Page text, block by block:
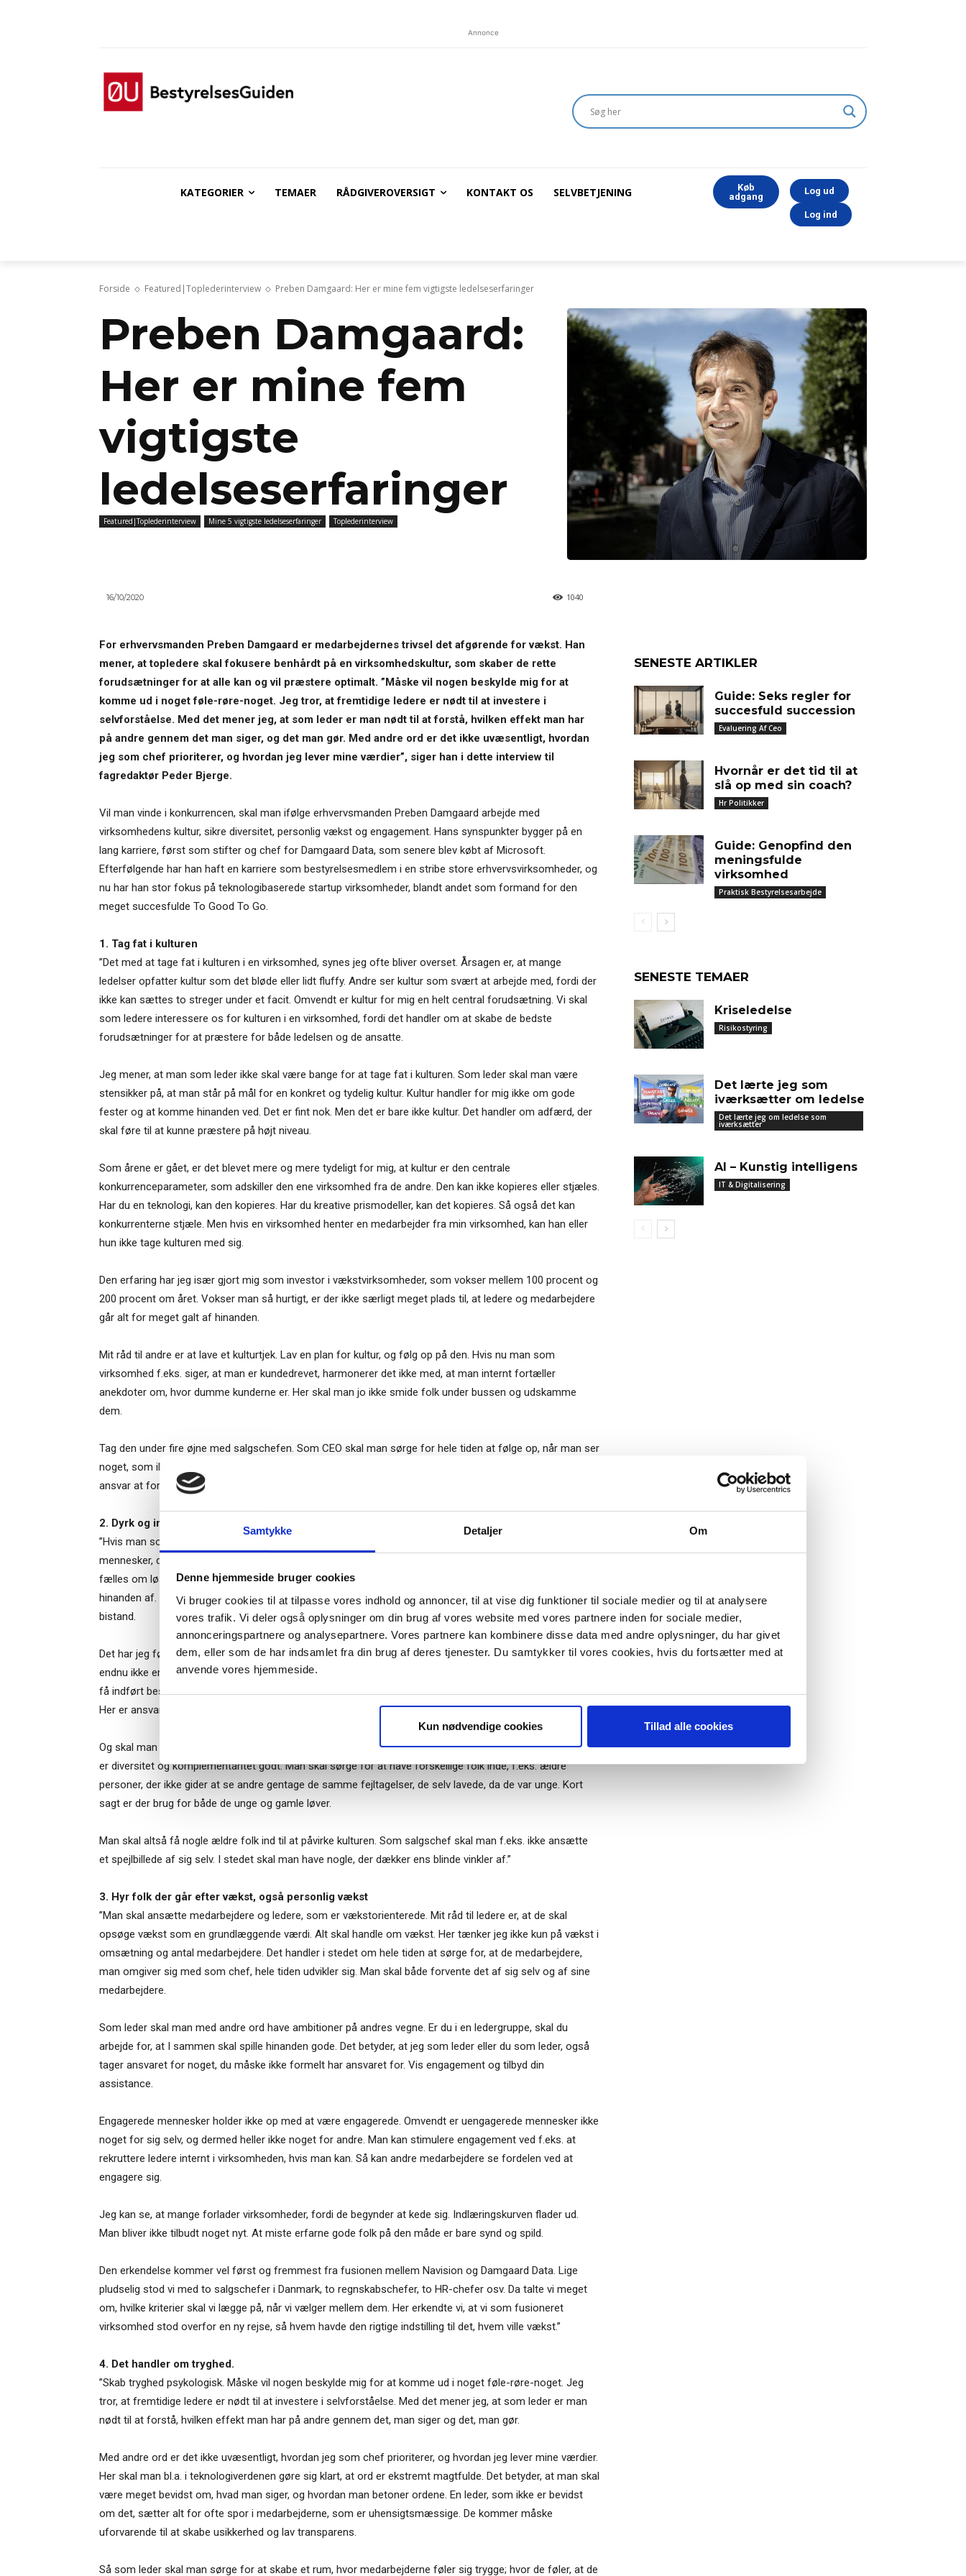
Samtykke Detaljer Om
Denne hjemmeside bruger cookies
Vi bruger cookies til at tilpasse vores indhold og annoncer, til at vise dig funktioner til sociale medier og til at analysere
vores trafik. Vi deler også oplysninger om din brug af vores website med vores partnere inden for sociale medier,
annonceringspartnere og analysepartnere. Vores partnere kan kombinere disse data med andre oplysninger, du har givet
dem, eller som de har indsamlet fra din brug af deres tjenester. Du samtykker til vores cookies, hvis du fortsætter med at
anvende vores hjemmeside.
Kun nødvendige cookies Tillad alle cookies
Annonce
KATEGORIER TEMAER RÅDGIVEROVERSIGT KONTAKT OS SELVBETJENING
Køb
adgang
Log ud
Log ind
Forside Featured|Toplederinterview Preben Damgaard: Her er mine fem vigtigste ledelseserfaringer
Preben Damgaard:
Her er mine fem
vigtigste
ledelseserfaringer
Featured|Toplederinterview Mine 5 vigtigste ledelseserfaringer Toplederinterview
16/10/2020 1040
For erhvervsmanden Preben Damgaard er medarbejdernes trivsel det afgørende for vækst. Han
mener, at topledere skal fokusere benhårdt på en virksomhedskultur, som skaber de rette
forudsætninger for at alle kan og vil præstere optimalt. ”Måske vil nogen beskylde mig for at
komme ud i noget føle-røre-noget. Jeg tror, at fremtidige ledere er nødt til at investere i
selvforståelse. Med det mener jeg, at som leder er man nødt til at forstå, hvilken effekt man har
på andre gennem det man siger, og det man gør. Med andre ord er det ikke uvæsentligt, hvordan
jeg som chef prioriterer, og hvordan jeg lever mine værdier”, siger han i dette interview til
fagredaktør Peder Bjerge.
Vil man vinde i konkurrencen, skal man ifølge erhvervsmanden Preben Damgaard arbejde med
virksomhedens kultur, sikre diversitet, personlig vækst og engagement. Hans synspunkter bygger på en
lang karriere, først som stifter og chef for Damgaard Data, som senere blev købt af Microsoft.
Efterfølgende har han haft en karriere som bestyrelsesmedlem i en stribe store erhvervsvirksomheder, og
nu har han stor fokus på teknologibaserede startup virksomheder, blandt andet som formand for den
meget succesfulde To Good To Go.
1. Tag fat i kulturen
”Det med at tage fat i kulturen i en virksomhed, synes jeg ofte bliver overset. Årsagen er, at mange
ledelser opfatter kultur som det bløde eller lidt fluffy. Andre ser kultur som svært at arbejde med, fordi der
ikke kan sættes to streger under et facit. Omvendt er kultur for mig en helt central forudsætning. Vi skal
som ledere interessere os for kulturen i en virksomhed, fordi det handler om at skabe de bedste
forudsætninger for at præstere for både ledelsen og de ansatte.
Jeg mener, at man som leder ikke skal være bange for at tage fat i kulturen. Som leder skal man være
stensikker på, at man står på mål for en konkret og tydelig kultur. Kultur handler for mig ikke om gode
fester og at komme hinanden ved. Det er fint nok. Men det er bare ikke kultur. Det handler om adfærd, der
skal føre til at kunne præstere på højt niveau.
Som årene er gået, er det blevet mere og mere tydeligt for mig, at kultur er den centrale
konkurrenceparameter, som adskiller den ene virksomhed fra de andre. Den kan ikke kopieres eller stjæles.
Har du en teknologi, kan den kopieres. Har du kreative prismodeller, kan det kopieres. Så også det kan
konkurrenterne stjæle. Men hvis en virksomhed henter en medarbejder fra min virksomhed, kan han eller
hun ikke tage kulturen med sig.
Den erfaring har jeg især gjort mig som investor i vækstvirksomheder, som vokser mellem 100 procent og
200 procent om året. Vokser man så hurtigt, er der ikke særligt meget plads til, at ledere og medarbejdere
går alt for meget galt af hinanden.
Mit råd til andre er at lave et kulturtjek. Lav en plan for kultur, og følg op på den. Hvis nu man som
virksomhed f.eks. siger, at man er kundedrevet, harmonerer det ikke med, at man internt fortæller
anekdoter om, hvor dumme kunderne er. Her skal man jo ikke smide folk under bussen og udskamme
dem.
Tag den under fire øjne med salgschefen. Som CEO skal man sørge for hele tiden at følge op, når man ser
noget, som ikke harmonerer med den kultur, man vil have opbygget. Det er først og fremmest en CEO’s
ansvar at forme organisationen ned igennem leddene.”
2. Dyrk og invester i diversitet
”Hvis man som team skal spille godt sammen, kræver det, at medlemmer er forskellige. Vi skal have
mennesker, der både er gode til sprint og til maraton, hvis vi skal bruge en sportsmetafor. Men vi skal være
fælles om løsningerne, vi skaber. Gennem diversitet, og ved at komplementere hinanden, kan vi dække
hinanden af. Men det kræver, at kulturen i virksomheden opfordrer til, at vi rækker ud til hinanden for at få
bistand.
Det har jeg først og fremmest lært som investor i iværksættervirksomheder, dvs. virksomheder som
endnu ikke er kommet særligt langt, men som står overfor en stejl vækstkurve. Her mangler man endnu at
få indført best practices osv. Her bliver mange beslutninger taget på intuition. Her skabes overbevisning.
Her er ansvar, noget man tager i stedet for at vente på ok fra oven.
Og skal man kunne det, skal man som medarbejder og chef være overbevist om, at det er en god ting. Her
er diversitet og komplementaritet godt. Man skal sørge for at have forskellige folk inde, f.eks. ældre
personer, der ikke gider at se andre gentage de samme fejltagelser, de selv lavede, da de var unge. Kort
sagt er der brug for både de unge og gamle løver.
Man skal altså få nogle ældre folk ind til at påvirke kulturen. Som salgschef skal man f.eks. ikke ansætte
et spejlbillede af sig selv. I stedet skal man have nogle, der dækker ens blinde vinkler af.”
3. Hyr folk der går efter vækst, også personlig vækst
”Man skal ansætte medarbejdere og ledere, som er vækstorienterede. Mit råd til ledere er, at de skal
opsøge vækst som en grundlæggende værdi. Alt skal handle om vækst. Her tænker jeg ikke kun på vækst i
omsætning og antal medarbejdere. Det handler i stedet om hele tiden at sørge for, at de medarbejdere,
man omgiver sig med som chef, hele tiden udvikler sig. Man skal både forvente det af sig selv og af sine
medarbejdere.
Som leder skal man med andre ord have ambitioner på andres vegne. Er du i en ledergruppe, skal du
arbejde for, at I sammen skal spille hinanden gode. Det betyder, at jeg som leder eller du som leder, også
tager ansvaret for noget, du måske ikke formelt har ansvaret for. Vis engagement og tilbyd din
assistance.
Engagerede mennesker holder ikke op med at være engagerede. Omvendt er uengagerede mennesker ikke
noget for sig selv, og dermed heller ikke noget for andre. Man kan stimulere engagement ved f.eks. at
rekruttere ledere internt i virksomheden, hvis man kan. Så kan andre medarbejdere se fordelen ved at
engagere sig.
Jeg kan se, at mange forlader virksomheder, fordi de begynder at kede sig. Indlæringskurven flader ud.
Man bliver ikke tilbudt noget nyt. At miste erfarne gode folk på den måde er bare synd og spild.
Den erkendelse kommer vel først og fremmest fra fusionen mellem Navision og Damgaard Data. Lige
pludselig stod vi med to salgschefer i Danmark, to regnskabschefer, to HR-chefer osv. Da talte vi meget
om, hvilke kriterier skal vi lægge på, når vi vælger mellem dem. Her erkendte vi, at vi som fusioneret
virksomhed stod overfor en ny rejse, så hvem havde den rigtige indstilling til det, hvem ville vækst.”
4. Det handler om tryghed.
”Skab tryghed psykologisk. Måske vil nogen beskylde mig for at komme ud i noget føle-røre-noget. Jeg
tror, at fremtidige ledere er nødt til at investere i selvforståelse. Med det mener jeg, at som leder er man
nødt til at forstå, hvilken effekt man har på andre gennem det, man siger og det, man gør.
Med andre ord er det ikke uvæsentligt, hvordan jeg som chef prioriterer, og hvordan jeg lever mine værdier.
Her skal man bl.a. i teknologiverdenen gøre sig klart, at ord er ekstremt magtfulde. Det betyder, at man skal
være meget bevidst om, hvad man siger, og hvordan man betoner ordene. En leder, som ikke er bevidst
om det, sætter alt for ofte spor i medarbejderne, som er uhensigtsmæssige. De kommer måske
uforvarende til at skabe usikkerhed og lav transparens.
Så som leder skal man sørge for at skabe et rum, hvor medarbejderne føler sig trygge; hvor de føler, at de
SENESTE ARTIKLER
Guide: Seks regler for
succesfuld succession
Evaluering Af Ceo
Hvornår er det tid til at
slå op med sin coach?
Hr Politikker
Guide: Genopfind den
meningsfulde
virksomhed
Praktisk Bestyrelsesarbejde
SENESTE TEMAER
Kriseledelse
Risikostyring
Det lærte jeg som
iværksætter om ledelse
Det lærte jeg om ledelse som
iværksætter
AI – Kunstig intelligens
IT & Digitalisering
– og modtag Ole Borchs bog
“Succes i en dansk bestyrelse”
Når du trykker "modtag bogen" bliver du tilmeldt